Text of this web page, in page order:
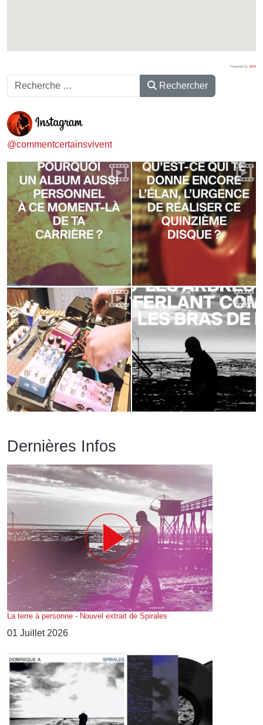
Powered by JEM
Rechercher Rechercher
@commentcertainsvivent
Dernières Infos
La terre à personne - Nouvel extrait de Spirales
01 Juillet 2026